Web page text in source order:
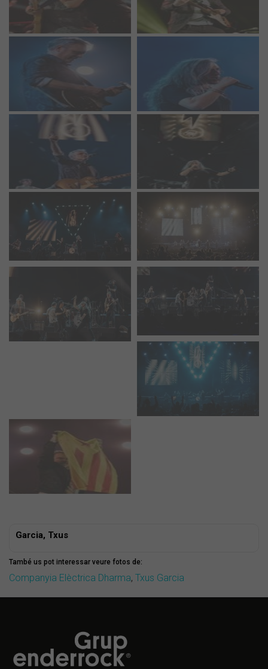
Garcia, Txus
També us pot interessar veure fotos de:
Companyia Elèctrica Dharma, Txus Garcia